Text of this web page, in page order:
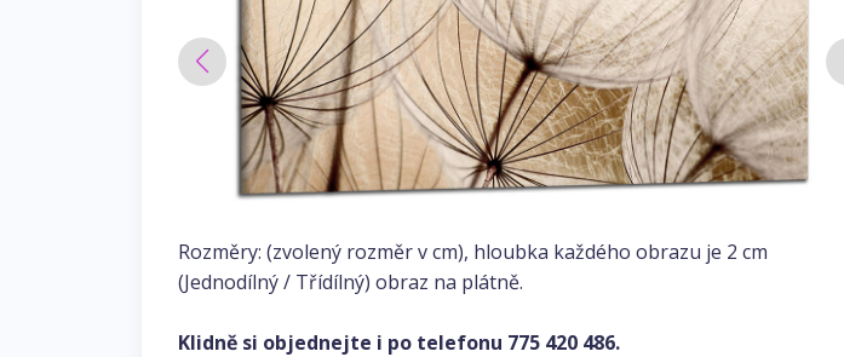
Rozměry: (zvolený rozměr v cm), hloubka každého obrazu je 2 cm
(Jednodílný / Třídílný) obraz na plátně.
Klidně si objednejte i po telefonu 775 420 486.